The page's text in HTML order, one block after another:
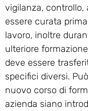
vigilanza, controllo,
essere curata
lavoro, inoltre
ulteriore
deve essere
specifici diversi.
nuovo corso di
azienda siano